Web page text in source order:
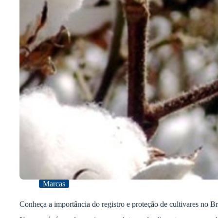
Marcas
Conheça a importância do registro e proteção de cultivares no